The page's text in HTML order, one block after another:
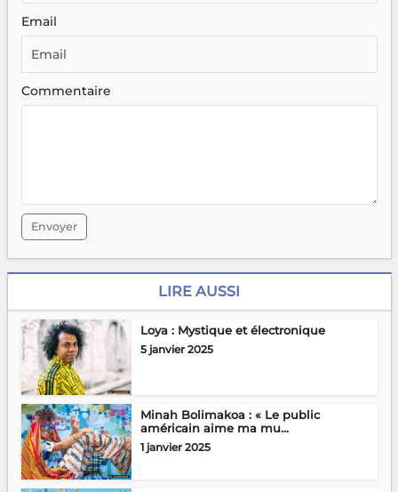
Email
Commentaire
Envoyer
LIRE AUSSI
Loya : Mystique et électronique
5 janvier 2025
Minah Bolimakoa : « Le public
américain aime ma mu...
1 janvier 2025